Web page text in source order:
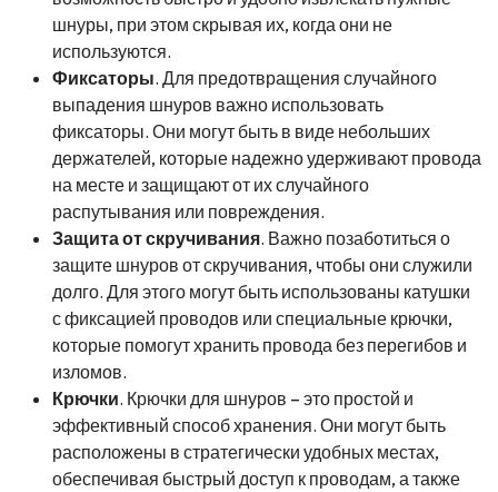
шнуры, при этом скрывая их, когда они не
используются.
Фиксаторы. Для предотвращения случайного
выпадения шнуров важно использовать
фиксаторы. Они могут быть в виде небольших
держателей, которые надежно удерживают провода
на месте и защищают от их случайного
распутывания или повреждения.
Защита от скручивания. Важно позаботиться о
защите шнуров от скручивания, чтобы они служили
долго. Для этого могут быть использованы катушки
с фиксацией проводов или специальные крючки,
которые помогут хранить провода без перегибов и
изломов.
Крючки. Крючки для шнуров – это простой и
эффективный способ хранения. Они могут быть
расположены в стратегически удобных местах,
обеспечивая быстрый доступ к проводам, а также